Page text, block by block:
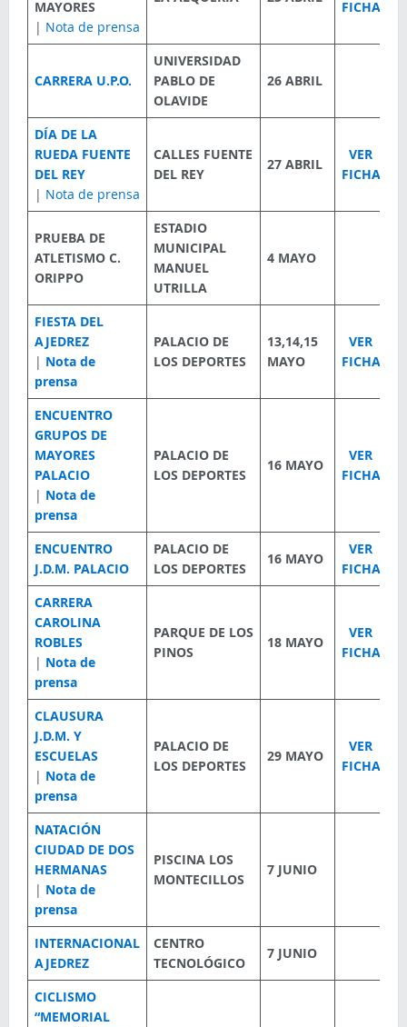
MAYORES
| Nota de prensa
FICHA
CARRERA U.P.O.
UNIVERSIDAD
PABLO DE
OLAVIDE
26 ABRIL
DÍA DE LA
RUEDA FUENTE
DEL REY
| Nota de prensa
CALLES FUENTE
DEL REY
27 ABRIL
VER
FICHA
PRUEBA DE
ATLETISMO C.
ORIPPO
ESTADIO
MUNICIPAL
MANUEL
UTRILLA
4 MAYO
FIESTA DEL
AJEDREZ
| Nota de
prensa
PALACIO DE
LOS DEPORTES
13,14,15
MAYO
VER
FICHA
ENCUENTRO
GRUPOS DE
MAYORES
PALACIO
| Nota de
prensa
PALACIO DE
LOS DEPORTES
16 MAYO
VER
FICHA
ENCUENTRO
J.D.M. PALACIO
PALACIO DE
LOS DEPORTES
16 MAYO
VER
FICHA
CARRERA
CAROLINA
ROBLES
| Nota de
prensa
PARQUE DE LOS
PINOS
18 MAYO
VER
FICHA
CLAUSURA
J.D.M. Y
ESCUELAS
| Nota de
prensa
PALACIO DE
LOS DEPORTES
29 MAYO
VER
FICHA
NATACIÓN
CIUDAD DE DOS
HERMANAS
| Nota de
prensa
PISCINA LOS
MONTECILLOS
7 JUNIO
INTERNACIONAL
AJEDREZ
CENTRO
TECNOLÓGICO
7 JUNIO
CICLISMO
“MEMORIAL